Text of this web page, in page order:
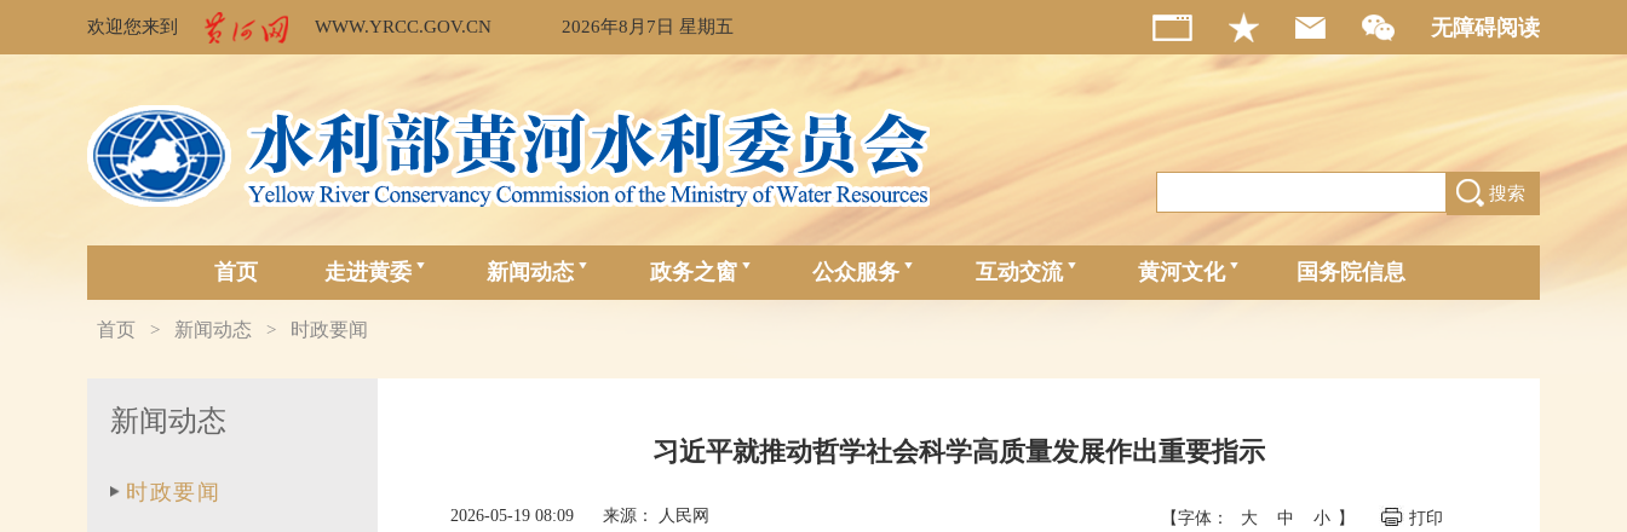
欢迎您来到 WWW.YRCC.GOV.CN 2026年8月7日 星期五 无障碍阅读
搜索
首页 走进黄委 新闻动态 政务之窗 公众服务 互动交流 黄河文化 国务院信息
首页 > 新闻动态 > 时政要闻
新闻动态
时政要闻
习近平就推动哲学社会科学高质量发展作出重要指示
【字体： 大 中 小 】 打印
2026-05-19 08:09 来源： 人民网